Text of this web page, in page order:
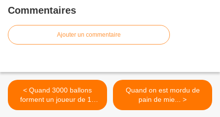
Commentaires
Ajouter un commentaire
< Quand 3000 ballons
forment un joueur de 15
mètres...
Quand on est mordu de
pain de mie... >